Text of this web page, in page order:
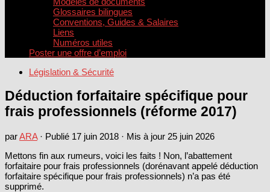
Glossaires bilingues
Conventions, Guides & Salaires
Liens
Numéros utiles
Poster une offre d’emploi
Législation & Sécurité
Déduction forfaitaire spécifique pour
frais professionnels (réforme 2017)
parARA · Publié 17 juin 2018 · Mis à jour 25 juin 2026
Mettons fin aux rumeurs, voici les faits ! Non, l’abattement
forfaitaire pour frais professionnels (dorénavant appelé déduction
forfaitaire spécifique pour frais professionnels) n’a pas été
supprimé.